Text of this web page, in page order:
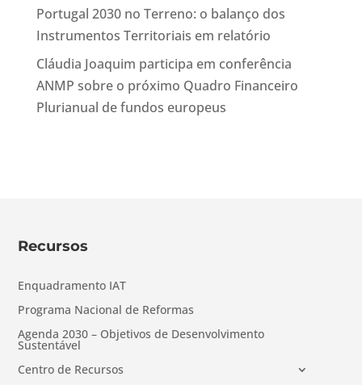
Portugal 2030 no Terreno: o balanço dos
Instrumentos Territoriais em relatório
Cláudia Joaquim participa em conferência
ANMP sobre o próximo Quadro Financeiro
Plurianual de fundos europeus
Recursos
Enquadramento IAT
Programa Nacional de Reformas
Agenda 2030 – Objetivos de Desenvolvimento
Sustentável
Centro de Recursos